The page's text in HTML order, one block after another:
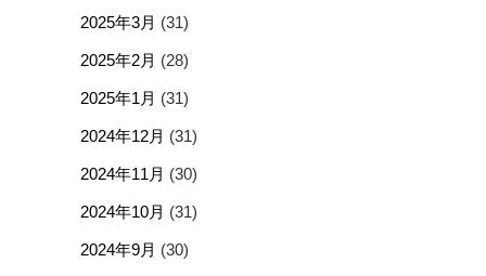
2025年3月 (31)
2025年2月 (28)
2025年1月 (31)
2024年12月 (31)
2024年11月 (30)
2024年10月 (31)
2024年9月 (30)